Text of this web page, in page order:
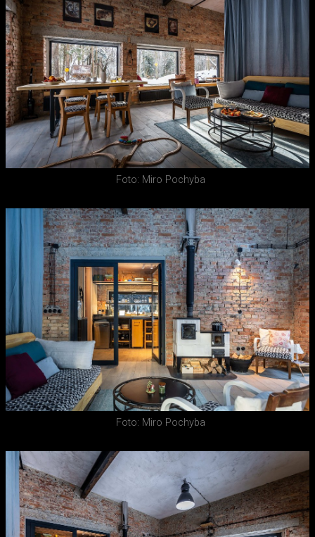
Foto: Miro Pochyba
Foto: Miro Pochyba